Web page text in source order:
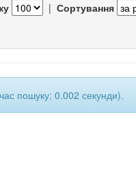
| Сортування
пошуку: 0.002 секунди).